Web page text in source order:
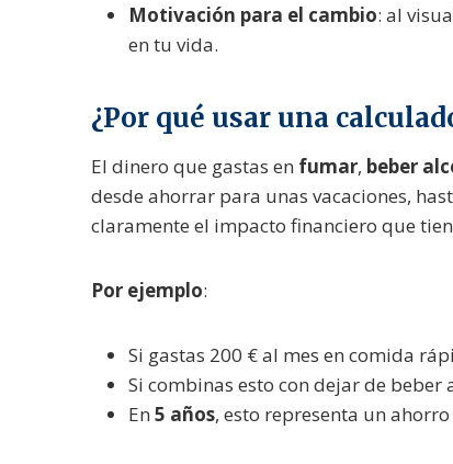
Motivación para el cambio: al
en tu vida.
¿Por qué usar una
El dinero que gastas en fumar, beber
desde ahorrar para unas vacaciones,
claramente el impacto financiero que
Por ejemplo:
Si gastas 200 € al mes en comida
Si combinas esto con dejar de
En 5 años, esto representa un